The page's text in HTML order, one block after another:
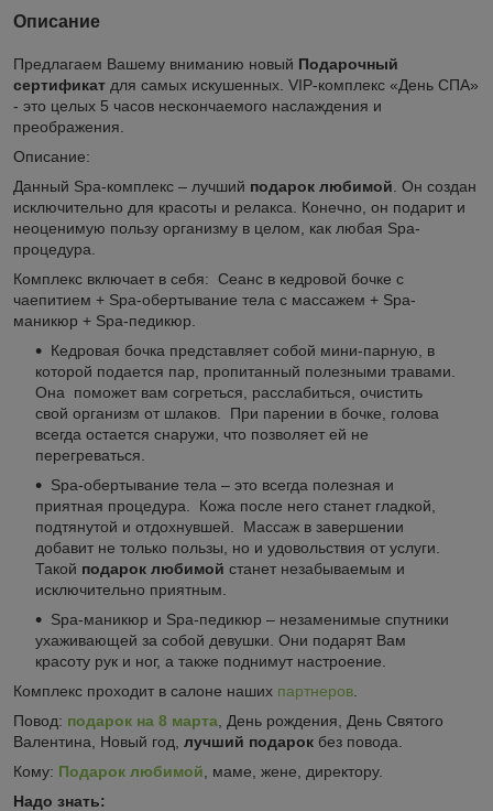
Описание
Предлагаем Вашему вниманию новый Подарочный
сертификат для самых искушенных. VIP-комплекс «День CПА»
- это целых 5 часов нескончаемого наслаждения и
преображения.
Описание:
Данный Spa-комплекс – лучший подарок любимой . Он создан
исключительно для красоты и релакса. Конечно, он подарит и
неоценимую пользу организму в целом, как любая Spa-
процедура.
Комплекс включает в себя: Сеанс в кедровой бочке с
чаепитием + Spa-обертывание тела с массажем + Spa-
маникюр + Spa-педикюр.
Кедровая бочка представляет собой мини-парную, в
которой подается пар, пропитанный полезными травами.
Она поможет вам согреться, расслабиться, очистить
свой организм от шлаков. При парении в бочке, голова
всегда остается снаружи, что позволяет ей не
перегреваться.
Spa-обертывание тела – это всегда полезная и
приятная процедура. Кожа после него станет гладкой,
подтянутой и отдохнувшей. Массаж в завершении
добавит не только пользы, но и удовольствия от услуги.
Такой подарок любимой станет незабываемым и
исключительно приятным.
Spa-маникюр и Spa-педикюр – незаменимые спутники
ухаживающей за собой девушки. Они подарят Вам
красоту рук и ног, а также поднимут настроение.
Комплекс проходит в салоне наших партнеров
Повод: подарок на 8 марта , День рождения, День Святого
Валентина, Новый год, лучший подарок без повода.
Кому: Подарок любимой , маме, жене, директору.
Надо знать: